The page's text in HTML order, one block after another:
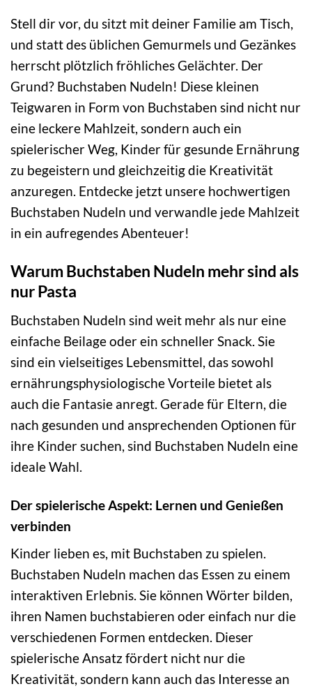
Stell dir vor, du sitzt mit deiner Familie am Tisch,
und statt des üblichen Gemurmels und Gezänkes
herrscht plötzlich fröhliches Gelächter. Der
Grund? Buchstaben Nudeln! Diese kleinen
Teigwaren in Form von Buchstaben sind nicht nur
eine leckere Mahlzeit, sondern auch ein
spielerischer Weg, Kinder für gesunde Ernährung
zu begeistern und gleichzeitig die Kreativität
anzuregen. Entdecke jetzt unsere hochwertigen
Buchstaben Nudeln und verwandle jede Mahlzeit
in ein aufregendes Abenteuer!
Warum Buchstaben Nudeln mehr sind als
nur Pasta
Buchstaben Nudeln sind weit mehr als nur eine
einfache Beilage oder ein schneller Snack. Sie
sind ein vielseitiges Lebensmittel, das sowohl
ernährungsphysiologische Vorteile bietet als
auch die Fantasie anregt. Gerade für Eltern, die
nach gesunden und ansprechenden Optionen für
ihre Kinder suchen, sind Buchstaben Nudeln eine
ideale Wahl.
Der spielerische Aspekt: Lernen und Genießen
verbinden
Kinder lieben es, mit Buchstaben zu spielen.
Buchstaben Nudeln machen das Essen zu einem
interaktiven Erlebnis. Sie können Wörter bilden,
ihren Namen buchstabieren oder einfach nur die
verschiedenen Formen entdecken. Dieser
spielerische Ansatz fördert nicht nur die
Kreativität, sondern kann auch das Interesse an